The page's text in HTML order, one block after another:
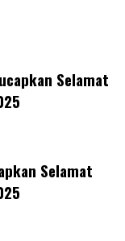
Selamat
Selamat